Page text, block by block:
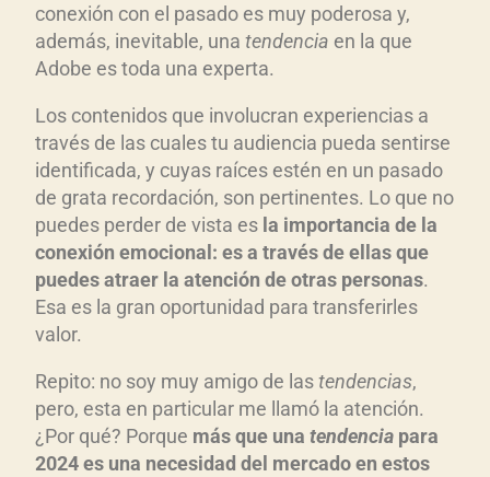
conexión con el pasado es muy poderosa y,
además, inevitable, una tendencia en la que
Adobe es toda una experta.
Los contenidos que involucran experiencias a
través de las cuales tu audiencia pueda sentirse
identificada, y cuyas raíces estén en un pasado
de grata recordación, son pertinentes. Lo que no
puedes perder de vista es la importancia de la
conexión emocional: es a través de ellas que
puedes atraer la atención de otras personas.
Esa es la gran oportunidad para transferirles
valor.
Repito: no soy muy amigo de lastendencias,
pero, esta en particular me llamó la atención.
¿Por qué? Porque más que una tendencia para
2024 es una necesidad del mercado en estos